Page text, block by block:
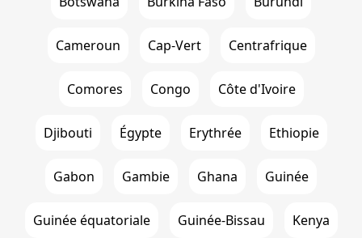
Cameroun Cap-Vert Centrafrique
Comores Congo Côte d'Ivoire
Djibouti Égypte Erythrée Ethiopie
Gabon Gambie Ghana Guinée
Guinée équatoriale Guinée-Bissau Kenya